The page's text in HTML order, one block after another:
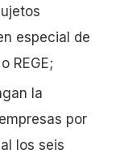
especial de
REGE;
la
por
los seis